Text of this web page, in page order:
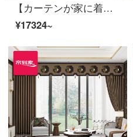
【カーテンが家に着く】カーテンの完成品を軽くシームレスにつなぐ高遮光のカーテン現代リビングルームのベッドルームのルービックキューブの花開き高精密床の窓LDC 20 SSA-2101 Sフック/カーテンなし（高さ2.6メートル以内で変更可能）XLのカーテンセット/ダブルオープン（適用窓幅3.5-4.1メートル）
¥17324~